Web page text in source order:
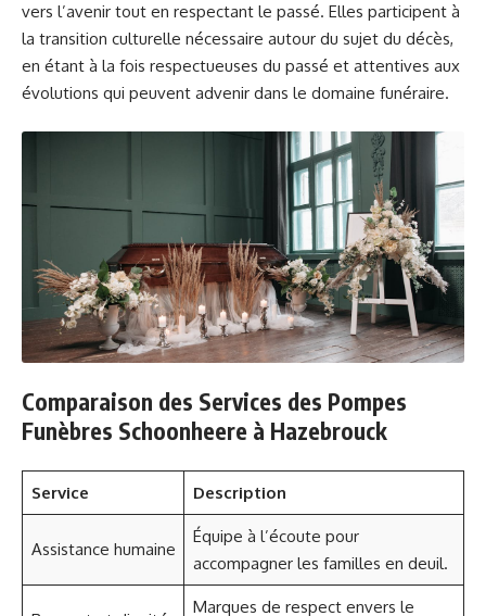
vers l’avenir tout en respectant le passé. Elles participent à
la transition culturelle nécessaire autour du sujet du décès,
en étant à la fois respectueuses du passé et attentives aux
évolutions qui peuvent advenir dans le domaine funéraire.
Comparaison des Services des Pompes
Funèbres Schoonheere à Hazebrouck
Service Description
Assistance humaine
Équipe à l’écoute pour
accompagner les familles en deuil.
Marques de respect envers le